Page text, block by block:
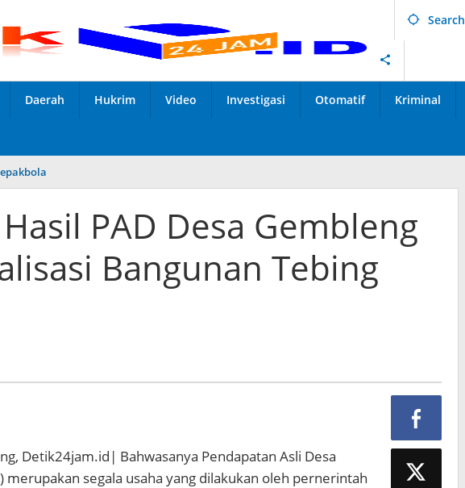
Search
Daerah Hukrim Video Investigasi Otomatif Kriminal
PAD Desa Gembleng
Bangunan Tebing
Detik24jam.id| Bahwasanya Pendapatan Asli Desa
merupakan segala usaha yang dilakukan oleh pernerintah